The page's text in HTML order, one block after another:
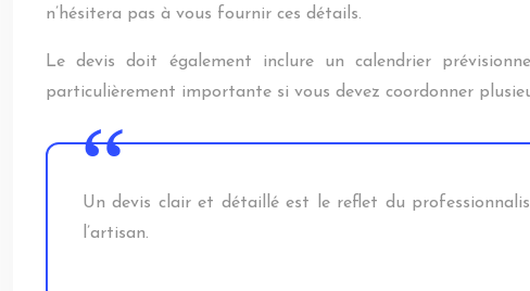
n’hésitera pas à vous fournir ces détails.
Le devis doit également inclure un calendrier
particulièrement importante si vous devez coordonner
Un devis clair et détaillé est le reflet du
l’artisan.